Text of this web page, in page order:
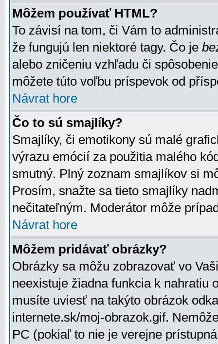
Môžem používať HTML?
To závisí na tom, či Vám to
že fungujú len niektoré tagy. Čo je
alebo zničeniu vzhľadu či
môžete túto voľbu príspevok od
Návrat hore
Čo to sú smajlíky?
Smajlíky, či emotikony sú malé
výrazu emócií za použitia malého
smutný. Plný zoznam smajlíkov si
Prosím, snažte sa tieto smajlíky
nečitateľným. Moderátor môže
Návrat hore
Môžem pridávať obrázky?
Obrázky sa môžu zobrazovať vo
neexistuje žiadna funkcia k nahratiu
musíte uviesť na takýto obrázok
internete.sk/moj-obrazok.gif.
PC (pokiaľ to nie je verejne